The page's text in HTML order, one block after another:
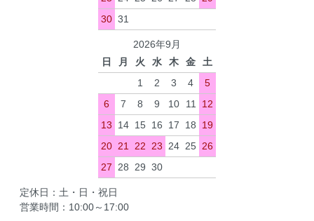
30 31
2026年9月
日
月 火 水 木 金
土
1
2 3 4
5
6
7 8 9 10 11
12
13
14 15 16 17 18
19
20 21 22 23 24 25 26
27
28 29 30
定休日：土・日・祝日
営業時間：10:00～17:00